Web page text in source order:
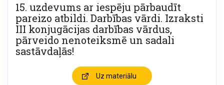
15. uzdevums ar iespēju pārbaudīt
pareizo atbildi. Darbības vārdi. Izraksti
III konjugācijas darbības vārdus,
pārveido nenoteiksmē un sadali
sastāvdaļās!
Uz materiālu